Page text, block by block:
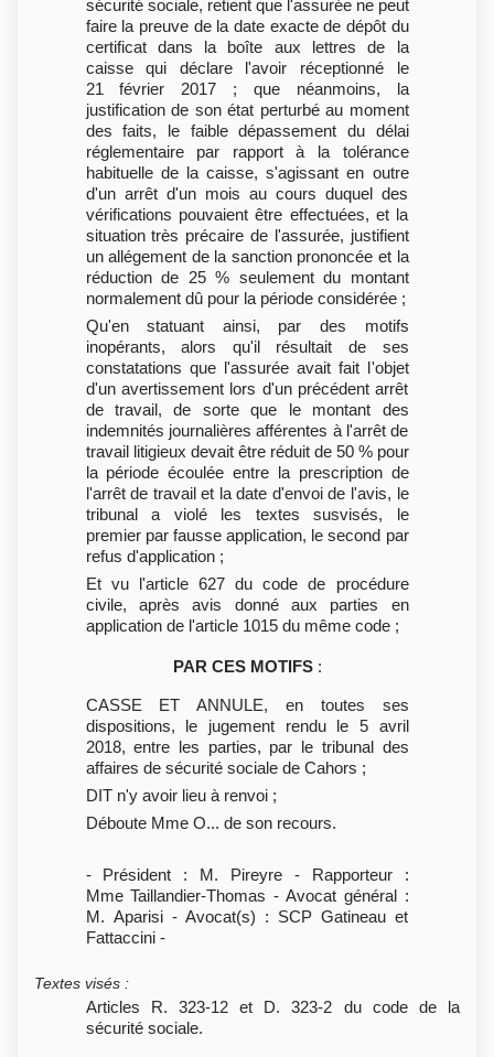
sécurité sociale, retient que l'assurée ne peut
faire la preuve de la date exacte de dépôt du
certificat dans la boîte aux lettres de la
caisse qui déclare l'avoir réceptionné le
21 février 2017 ; que néanmoins, la
justification de son état perturbé au moment
des faits, le faible dépassement du délai
réglementaire par rapport à la tolérance
habituelle de la caisse, s'agissant en outre
d'un arrêt d'un mois au cours duquel des
vérifications pouvaient être effectuées, et la
situation très précaire de l'assurée, justifient
un allégement de la sanction prononcée et la
réduction de 25 % seulement du montant
normalement dû pour la période considérée ;
Qu'en statuant ainsi, par des motifs
inopérants, alors qu'il résultait de ses
constatations que l'assurée avait fait l'objet
d'un avertissement lors d'un précédent arrêt
de travail, de sorte que le montant des
indemnités journalières afférentes à l'arrêt de
travail litigieux devait être réduit de 50 % pour
la période écoulée entre la prescription de
l'arrêt de travail et la date d'envoi de l'avis, le
tribunal a violé les textes susvisés, le
premier par fausse application, le second par
refus d'application ;
Et vu l'article 627 du code de procédure
civile, après avis donné aux parties en
application de l'article 1015 du même code ;
PAR CES MOTIFS:
CASSE ET ANNULE, en toutes ses
dispositions, le jugement rendu le 5 avril
2018, entre les parties, par le tribunal des
affaires de sécurité sociale de Cahors ;
DIT n'y avoir lieu à renvoi ;
Déboute Mme O... de son recours.
- Président : M. Pireyre - Rapporteur :
Mme Taillandier-Thomas - Avocat général :
M. Aparisi - Avocat(s) : SCP Gatineau et
Fattaccini -
Textes visés :
Articles R. 323-12 et D. 323-2 du code de la
sécurité sociale.